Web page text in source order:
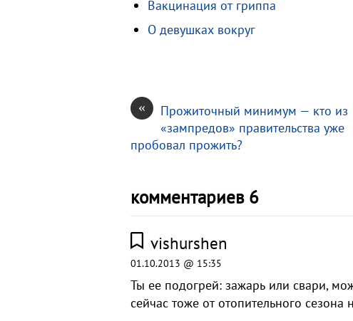
k
т
Вакцинация от гриппа
О девушках вокруг
«
Прожиточный минимум — кто из
«зампредов» правительства уже
пробовал прожить?
комментариев 6
vishurshen
01.10.2013 @ 15:35
Ты ее подогрей: зажарь или свари,
сейчас тоже от отопительного сезона